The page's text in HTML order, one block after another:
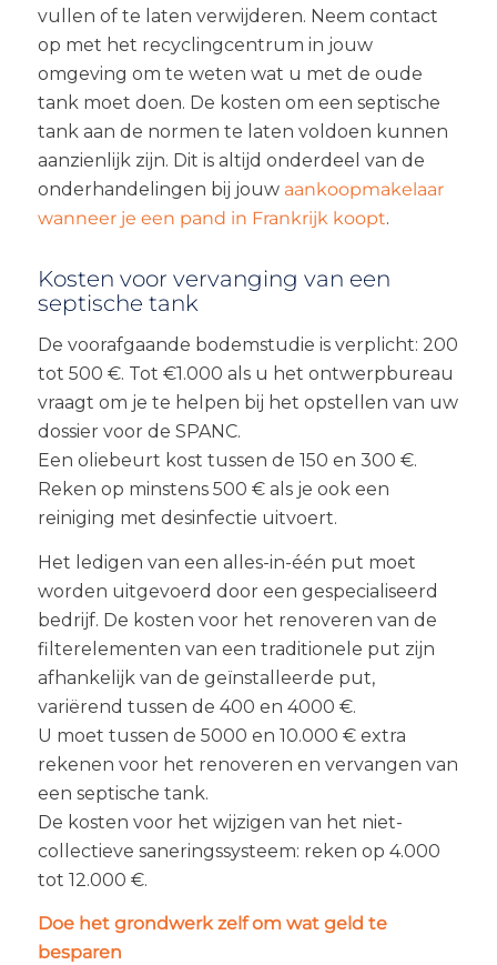
vullen of te laten verwijderen. Neem contact
op met het recyclingcentrum in jouw
omgeving om te weten wat u met de oude
tank moet doen. De kosten om een septische
tank aan de normen te laten voldoen kunnen
aanzienlijk zijn. Dit is altijd onderdeel van de
onderhandelingen bij jouw aankoopmakelaar
wanneer je een pand in Frankrijk koopt.
Kosten voor vervanging van een
septische tank
De voorafgaande bodemstudie is verplicht: 200
tot 500 €. Tot €1.000 als u het ontwerpbureau
vraagt om je te helpen bij het opstellen van uw
dossier voor de SPANC.
Een oliebeurt kost tussen de 150 en 300 €.
Reken op minstens 500 € als je ook een
reiniging met desinfectie uitvoert.
Het ledigen van een alles-in-één put moet
worden uitgevoerd door een gespecialiseerd
bedrijf. De kosten voor het renoveren van de
filterelementen van een traditionele put zijn
afhankelijk van de geïnstalleerde put,
variërend tussen de 400 en 4000 €.
U moet tussen de 5000 en 10.000 € extra
rekenen voor het renoveren en vervangen van
een septische tank.
De kosten voor het wijzigen van het niet-
collectieve saneringssysteem: reken op 4.000
tot 12.000 €.
Doe het grondwerk zelf om wat geld te
besparen